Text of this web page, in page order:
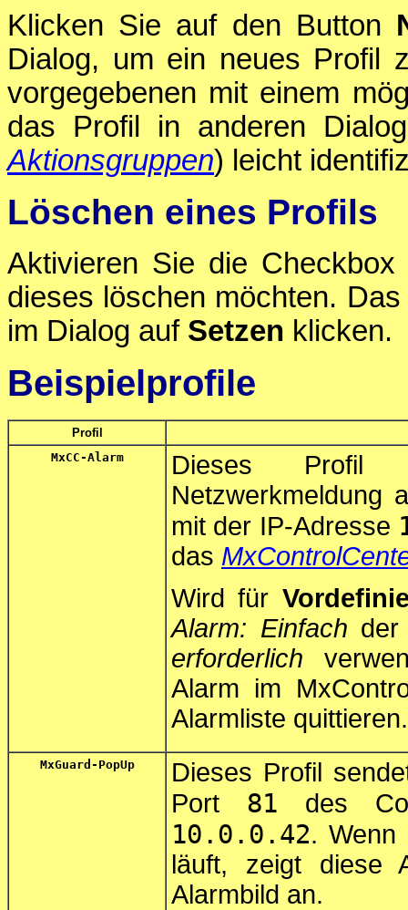
Klicken Sie auf den Button
Dialog, um ein neues Profil
vorgegebenen mit einem
das Profil in anderen
Aktionsgruppen) leicht
Löschen eines Profils
Aktivieren Sie die Checkbox
dieses löschen möchten.
im Dialog auf Setzen klicken.
Beispielprofile
Profil
MxCC-Alarm
Dieses Profil
Netzwerkmeldung
mit der IP-Adresse
das
Wird für
Alarm: Einfach
erforderlich
Alarm im
Alarmliste quittieren.
MxGuard-PopUp
Dieses Profil
Port 81 des
10.0.0.42.
läuft, zeigt diese
Alarmbild an.